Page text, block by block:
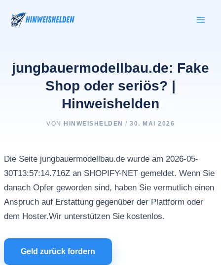
Inhalt
springen
jungbauermodellbau.de: Fake
Shop oder seriös? |
Hinweishelden
VON HINWEISHELDEN / 30. MAI 2026
Die Seite jungbauermodellbau.de wurde am 2026-05-
30T13:57:14.716Z an SHOPIFY-NET gemeldet. Wenn Sie
danach Opfer geworden sind, haben Sie vermutlich einen
Anspruch auf Erstattung gegenüber der Plattform oder
dem Hoster.Wir unterstützen Sie kostenlos.
Geld zurück fordern